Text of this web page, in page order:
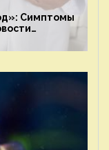
Симптомы